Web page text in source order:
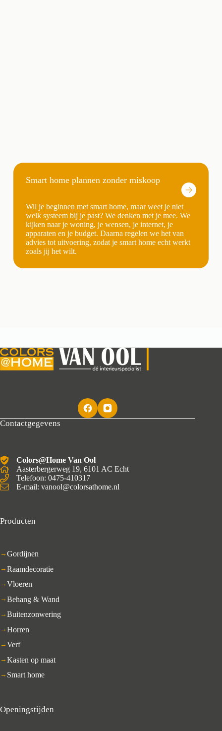
Smart home plannen zonder miskoop
Wil je beginnen met smart home, maar weet je niet
welk systeem bij je past? We denken met je mee. We
kijken naar je woning, je wensen, je internet, je
apparaten en je budget. Daarna regelen we het van
advies tot uitvoering, zodat je smart home echt werkt
zoals jij het wilt.
Contactgegevens
Colors@Home Van Ool
Aasterbergerweg 19, 6101 AC Echt
Telefoon: 0475-410317
E-mail: vanool@colorsathome.nl
Producten
Gordijnen
Raamdecoratie
Vloeren
Behang & Wand
Buitenzonwering
Horren
Verf
Kasten op maat
Smart home
Openingstijden